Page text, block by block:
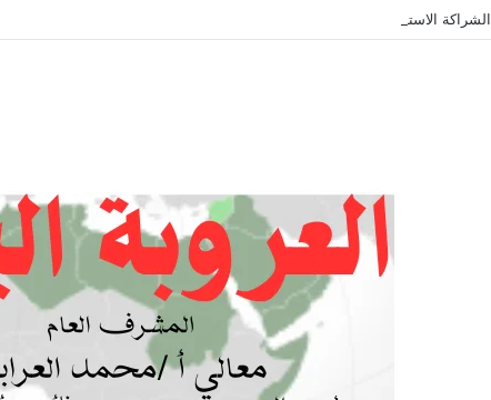
الشراكة الاستراتيجية بين السودان والسعودية… مشروع للمستقبل لا اتفاق للماضي